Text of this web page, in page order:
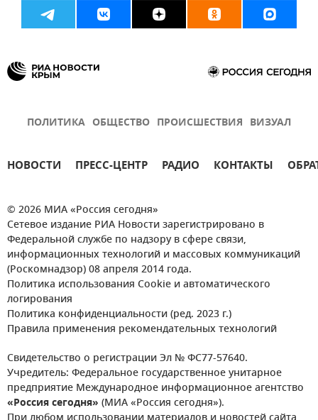
ПОЛИТИКА ОБЩЕСТВО ПРОИСШЕСТВИЯ ВИЗУАЛ
НОВОСТИ ПРЕСС-ЦЕНТР РАДИО КОНТАКТЫ
© 2026 МИА «Россия сегодня»
Сетевое издание РИА Новости зарегистрировано в
Федеральной службе по надзору в сфере связи,
информационных технологий и массовых коммуникаций
(Роскомнадзор) 08 апреля 2014 года.
Политика использования Cookie и автоматического
логирования
Политика конфиденциальности (ред. 2023 г.)
Правила применения рекомендательных технологий
Свидетельство о регистрации Эл № ФС77-57640.
Учредитель: Федеральное государственное унитарное
предприятие Международное информационное агентство
«Россия сегодня» (МИА «Россия сегодня»).